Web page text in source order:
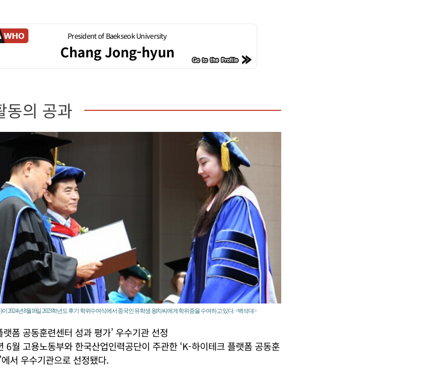
President of Baekseok University
Chang Jong-hyun
동의 공과
2024년 8월16일 2023학년도 후기 학위수여식에서 중국인 유학생 왕치씨에게 학위증을 수여하고 있다. <백석대>
폼 공동훈련센터 성과 평가’ 우수기관 선정
월 고용노동부와 한국산업인력공단이 주관한 ‘K-하이테크 플랫폼 공동훈
서 우수기관으로 선정됐다.